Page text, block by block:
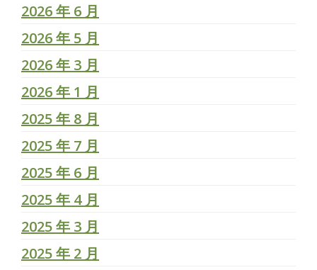
2026 年 6 月
2026 年 5 月
2026 年 3 月
2026 年 1 月
2025 年 8 月
2025 年 7 月
2025 年 6 月
2025 年 4 月
2025 年 3 月
2025 年 2 月